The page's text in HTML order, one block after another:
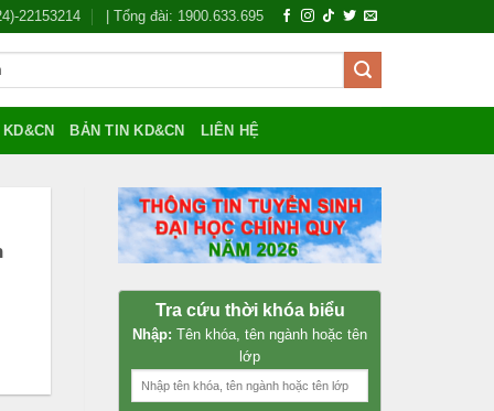
22153214 | Tổng đài: 1900.633.695
BẢN TIN KD&CN LIÊN HỆ
Tra cứu thời khóa biểu
Nhập: Tên khóa, tên ngành hoặc tên
lớp